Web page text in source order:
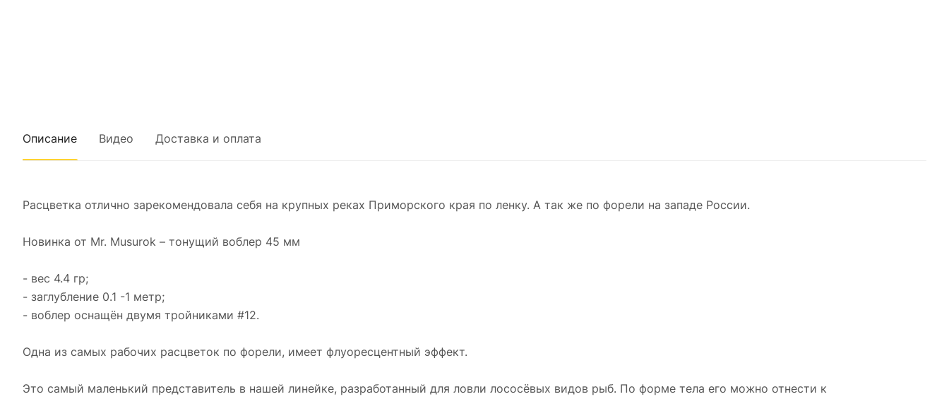
Описание Видео Доставка и оплата
Расцветка отлично зарекомендовала себя на крупных реках Приморского края по ленку. А так же по форели на западе России.
Новинка от Mr. Musurok – тонущий воблер 45 мм
- вес 4.4 гр;
- заглубление 0.1 -1 метр;
- воблер оснащён двумя тройниками #12.
Одна из самых рабочих расцветок по форели, имеет флуоресцентный эффект.
Это самый маленький представитель в нашей линейке, разработанный для ловли лососёвых видов рыб. По форме тела его можно отнести к